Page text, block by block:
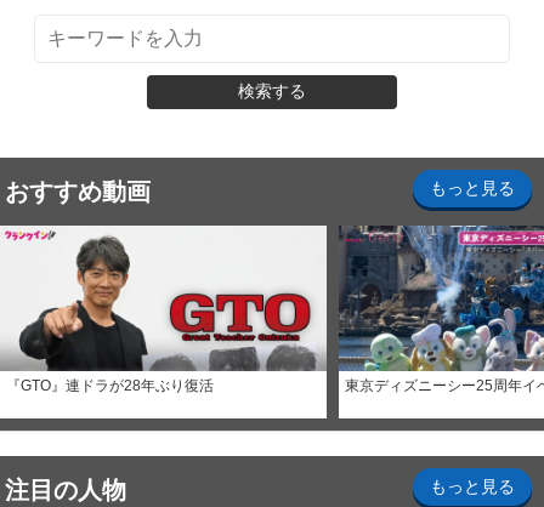
検索する
おすすめ動画 もっと見る
『GTO』連ドラが28年ぶり復活 東京ディズニーシー25周年イ
注目の人物 もっと見る